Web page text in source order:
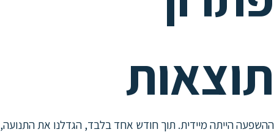
הייתה מיידית. תוך חודש אחד בלבד, הגדלנו את התנועה,